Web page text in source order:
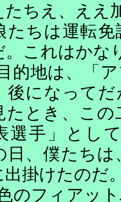
たちえ、え
たちは運転
。これはかな
的地は、「
後になって
たとき、こ
選手」とし
日、僕たち
出掛けたのだ
のフィアッ